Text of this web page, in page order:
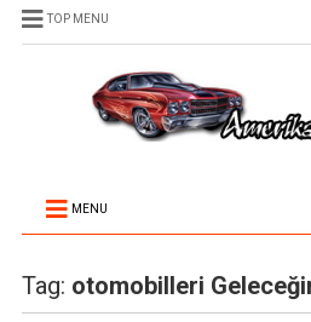
TOP MENU
MENU
Tag: otomobilleri